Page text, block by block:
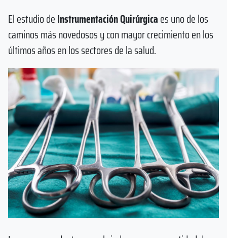
El estudio deInstrumentación Quirúrgicaes uno de los
caminos más novedosos y con mayor crecimiento en los
últimos años en los sectores de la salud.